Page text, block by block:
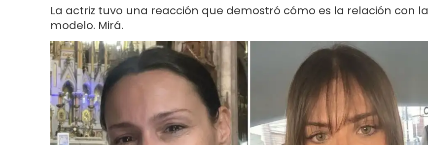
La actriz tuvo una reacción que demostró cómo es la relación con la
modelo. Mirá.